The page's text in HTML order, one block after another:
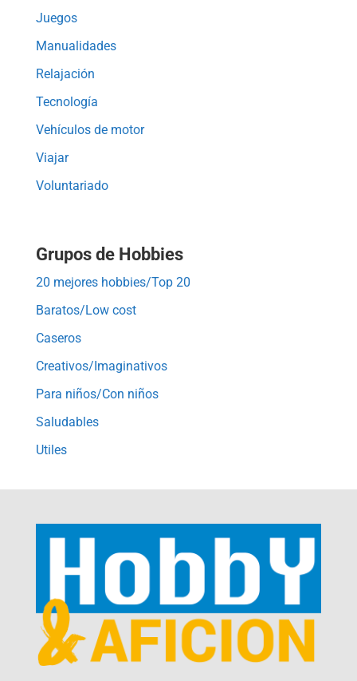
Juegos
Manualidades
Relajación
Tecnología
Vehículos de motor
Viajar
Voluntariado
Grupos de Hobbies
20 mejores hobbies/Top 20
Baratos/Low cost
Caseros
Creativos/Imaginativos
Para niños/Con niños
Saludables
Utiles